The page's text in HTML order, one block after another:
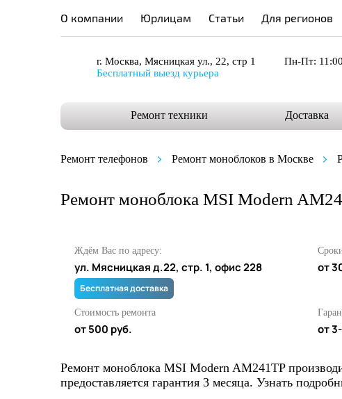
О компании Юрлицам Статьи Для регионов
г. Москва, Мясницкая ул., 22, стр 1
Пн-Пт:
Бесплатный выезд курьера
Ремонт техники Доставка
Ремонт телефонов
Ремонт моноблоков в Москве
Ремонт моноблока MSI Modern
Ждём Вас по адресу:
ул. Мясницкая д.22, стр. 1, офис 228
Бесплатная доставка
от
Стоимость ремонта
от 500 руб. от
Ремонт моноблока MSI Modern AM241TP
предоставляется гарантия 3 месяца. Узнать